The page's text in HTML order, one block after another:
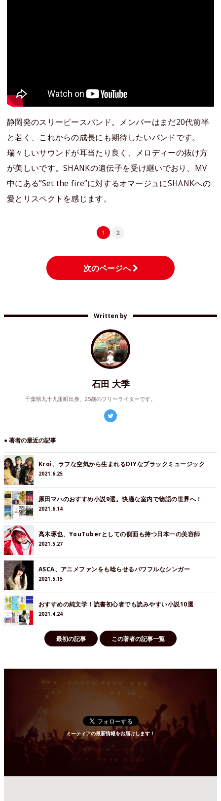
静岡発のスリーピースバンド。メンバーはまだ20代前半
と若く、これからの成長にも期待したいバンドです。
瑞々しいサウンドが耳当たり良く、メロディーの抜け方
が美しいです。SHANKの遺伝子を受け継いでおり、MV
中にある”Set the fire”‬に対するオマージュにSHANKへの
愛とリスペクトを感じます。
1 2
次のページへ
Written by
石田 大季
千葉県九十九里町出身、25歳のフリーライターです。
● 著者の最近の記事
Kroi、ラフな空気から生まれるDIYなブラックミュージック
2021.6.25
原田マハのおすすめ小説9選。快適な室内で物語の世界へ！
2021.6.14
髙木琢也、YouTuberとしての側面も持つ日本一の美容師
2021.5.27
ASCA、アニメファンをも唸らせるパワフルなシンガー
2021.5.15
おすすめの純文学！読書初心者でも読みやすい小説10選
2021.4.24
最初の記事 この著者の記事一覧
ミーティアの最新情報をお届けします！